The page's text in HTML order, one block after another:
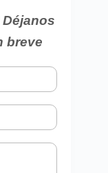
breve